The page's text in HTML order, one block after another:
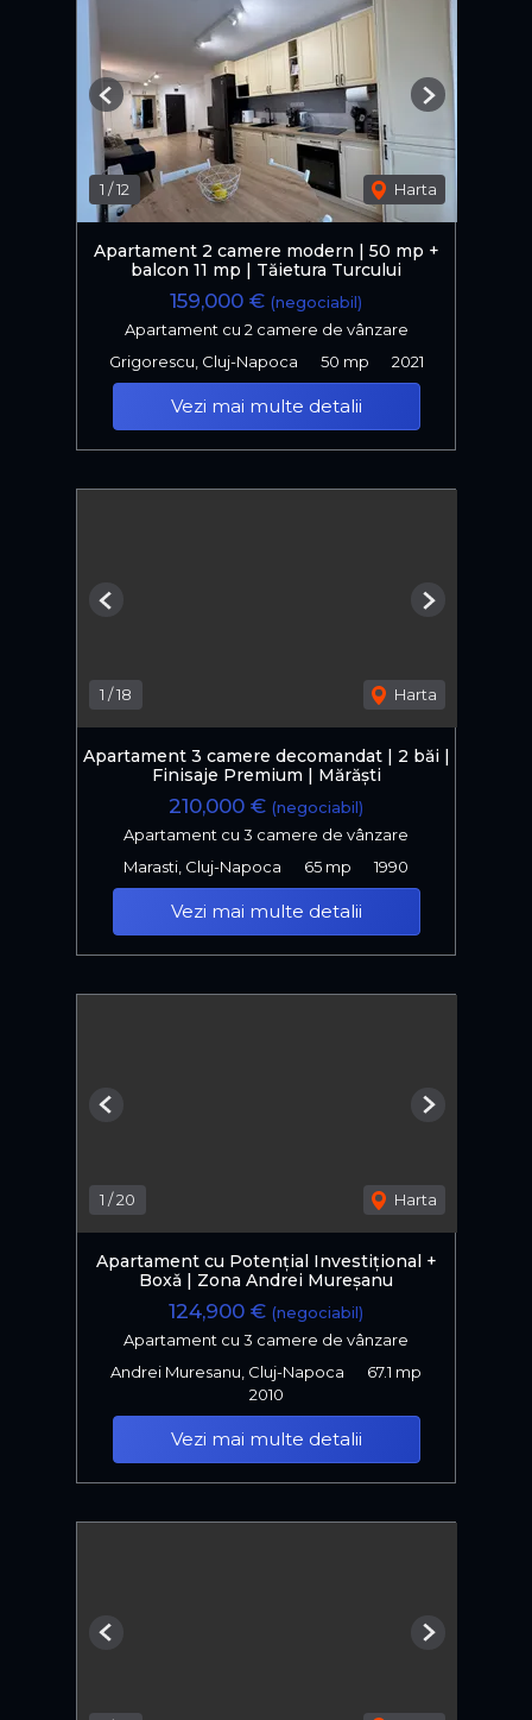
1 /12 Harta
Previous Next
Apartament 2 camere modern | 50 mp +
balcon 11 mp | Tăietura Turcului
159,000 € (negociabil)
Apartament cu 2 camere de vânzare
Grigorescu, Cluj-Napoca
50 mp 2021
Vezi mai multe detalii
1 /18 Harta
Previous Next
Apartament 3 camere decomandat | 2 băi |
Finisaje Premium | Mărăști
210,000 € (negociabil)
Apartament cu 3 camere de vânzare
Marasti, Cluj-Napoca
65 mp 1990
Vezi mai multe detalii
1 /20 Harta
Previous Next
Apartament cu Potențial Investițional +
Boxǎ | Zona Andrei Mureșanu
124,900 € (negociabil)
Apartament cu 3 camere de vânzare
Andrei Muresanu, Cluj-Napoca
67.1 mp
2010
Vezi mai multe detalii
Previous Next